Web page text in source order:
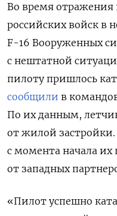
Во время отражения
российских войск в
F-16 Вооруженных
с нештатной
пилоту пришлось
сообщили в
По их данным,
от жилой застройки.
с момента начала их
от западных
«Пилот успешно